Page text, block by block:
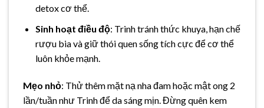
detox cơ thể.
Sinh hoạt điều độ: Trinh tránh thức khuya, hạn chế
rượu bia và giữ thói quen sống tích cực để cơ thể
luôn khỏe mạnh.
Mẹo nhỏ: Thử thêm mặt nạ nha đam hoặc mật ong 2
lần/tuần như Trinh để da sáng mịn. Đừng quên kem